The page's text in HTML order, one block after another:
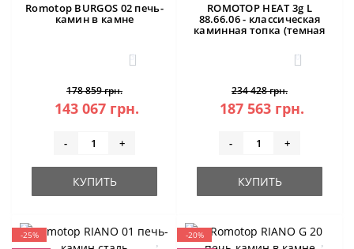
Romotop BURGOS 02 печь-
камин в камне
3
178 859 грн.
143 067 грн.
- +
КУПИТЬ
ROMOTOP HEAT 3g L
88.66.06 - классическая
каминная топка (темная
0
234 428 грн.
187 563 грн.
- +
КУПИТЬ
-25%
-20%